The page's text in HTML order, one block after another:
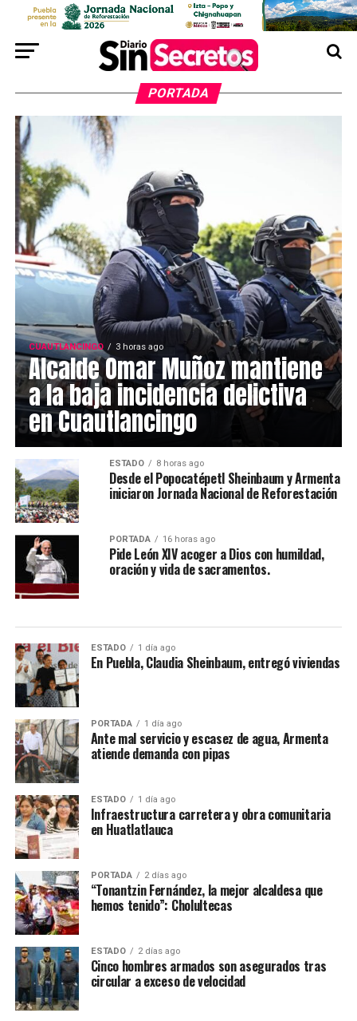
PORTADA
CUAUTLANCINGO 3 horas ago
Alcalde Omar Muñoz mantiene
a la baja incidencia delictiva
en Cuautlancingo
ESTADO 8 horas ago
Desde el Popocatépetl Sheinbaum y Armenta
iniciaron Jornada Nacional de Reforestación
PORTADA 16 horas ago
Pide León XIV acoger a Dios con humildad,
oración y vida de sacramentos.
ESTADO 1 día ago
En Puebla, Claudia Sheinbaum, entregó viviendas
PORTADA 1 día ago
Ante mal servicio y escasez de agua, Armenta
atiende demanda con pipas
ESTADO 1 día ago
Infraestructura carretera y obra comunitaria
en Huatlatlauca
PORTADA 2 días ago
“Tonantzin Fernández, la mejor alcaldesa que
hemos tenido”: Cholultecas
ESTADO 2 días ago
Cinco hombres armados son asegurados tras
circular a exceso de velocidad